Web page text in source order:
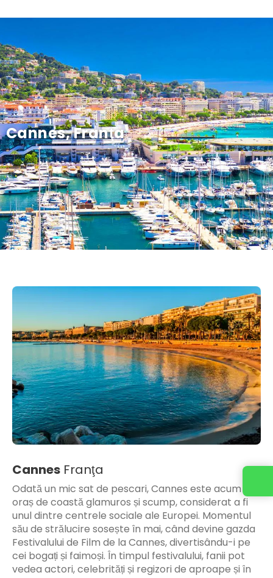
Cannes, Franţa
Cannes Franţa
Odată un mic sat de pescari, Cannes este acum un
oraș de coastă glamuros și scump, considerat a fi
unul dintre centrele sociale ale Europei. Momentul
său de strălucire sosește în mai, când devine gazda
Festivalului de Film de la Cannes, divertisându-i pe
cei bogați și faimoși. În timpul festivalului, fanii pot
vedea actori, celebrități și regizori de aproape și în